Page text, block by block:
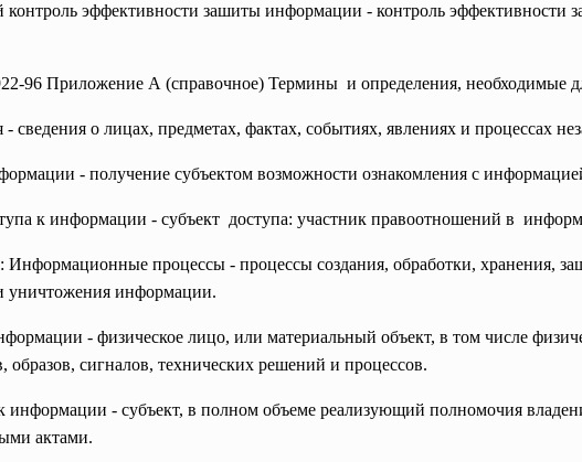
контроль эффективности зашиты информации - контроль эффективности
96 Приложение А (справочное) Термины и определения, необходимые
сведения о лицах, предметах, фактах, событиях, явлениях и процессах
- получение субъектом возможности ознакомления с
к информации - субъект доступа: участник правоотношений в
процессы - процессы создания, обработки, хранения,
уничтожения информации.
- физическое лицо, или материальный объект, в том числе
образов, сигналов, технических решений и процессов.
информации - субъект, в полном объеме реализующий полномочия
актами.